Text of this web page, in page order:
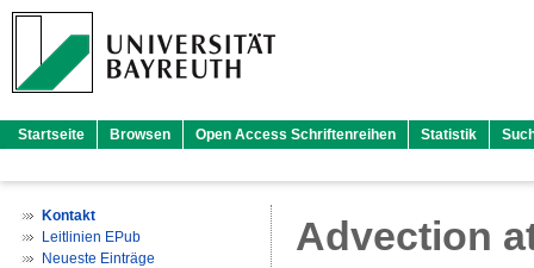
Startseite Browsen Open Access Schriftenreihen Statistik
Kontakt
Leitlinien EPub
Neueste Einträge
Advection